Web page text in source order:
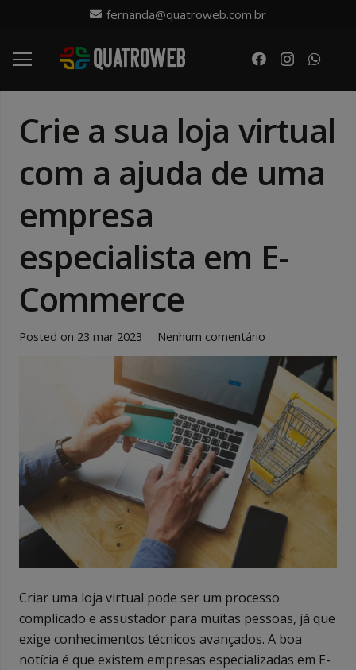
fernanda@quatroweb.com.br
Crie a sua loja virtual
com a ajuda de uma
empresa
especialista em E-
Commerce
Posted on 23 mar 2023 Nenhum comentário
Criar uma loja virtual pode ser um processo
complicado e assustador para muitas pessoas, já que
exige conhecimentos técnicos avançados. A boa
notícia é que existem empresas especializadas em E-